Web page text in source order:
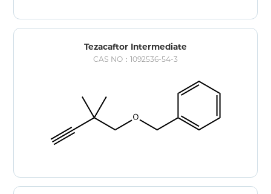
Tezacaftor Intermediate
CAS NO：1092536-54-3